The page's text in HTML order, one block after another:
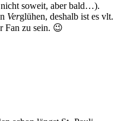
soweit, aber bald…).
Verglühen, deshalb ist es vlt.
Fan zu sein. 😉